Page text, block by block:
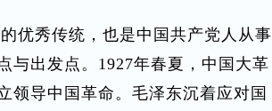
优秀传统，也是中国共产党人从事
与出发点。1927年春夏，中国大革
领导中国革命。毛泽东沉着应对国